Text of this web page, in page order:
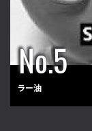
ラー油